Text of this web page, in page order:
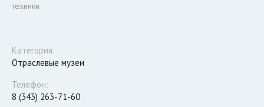
техники
Категория:
Отраслевые музеи
Телефон:
8 (343) 263-71-60